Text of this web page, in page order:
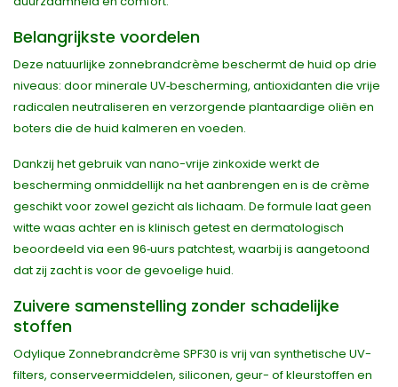
Belangrijkste voordelen
Deze natuurlijke zonnebrandcrème beschermt de huid op drie
niveaus: door minerale UV‑bescherming, antioxidanten die vrije
radicalen neutraliseren en verzorgende plantaardige oliën en
boters die de huid kalmeren en voeden.
Dankzij het gebruik van nano-vrije zinkoxide werkt de
bescherming onmiddellijk na het aanbrengen en is de crème
geschikt voor zowel gezicht als lichaam. De formule laat geen
witte waas achter en is klinisch getest en dermatologisch
beoordeeld via een 96‑uurs patchtest, waarbij is aangetoond
dat zij zacht is voor de gevoelige huid.
Zuivere samenstelling zonder schadelijke
stoffen
Odylique Zonnebrandcrème SPF30 is vrij van synthetische UV-
filters, conserveermiddelen, siliconen, geur- of kleurstoffen en